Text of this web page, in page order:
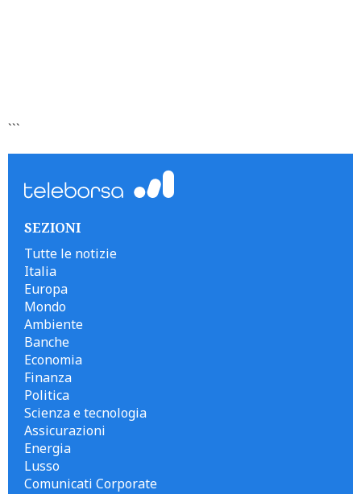
```
SEZIONI
Tutte le notizie
Italia
Europa
Mondo
Ambiente
Banche
Economia
Finanza
Politica
Scienza e tecnologia
Assicurazioni
Energia
Lusso
Comunicati Corporate